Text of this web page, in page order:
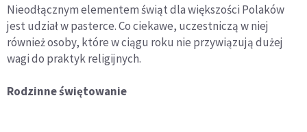
Nieodłącznym elementem świąt dla większości Polaków
jest udział w pasterce. Co ciekawe, uczestniczą w niej
również osoby, które w ciągu roku nie przywiązują dużej
wagi do praktyk religijnych.
Rodzinne świętowanie